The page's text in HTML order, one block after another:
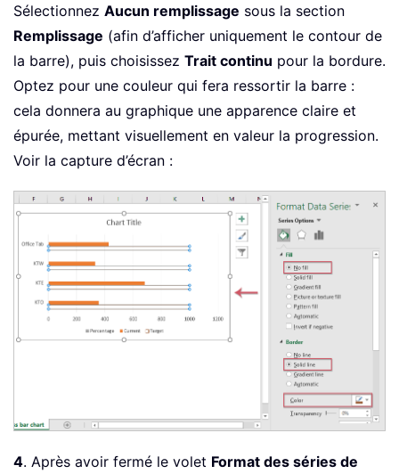
Sélectionnez Aucun remplissage sous la section
Remplissage (afin d’afficher uniquement le contour de
la barre), puis choisissez Trait continu pour la bordure.
Optez pour une couleur qui fera ressortir la barre :
cela donnera au graphique une apparence claire et
épurée, mettant visuellement en valeur la progression.
Voir la capture d’écran :
4. Après avoir fermé le volet Format des séries de